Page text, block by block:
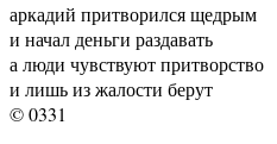
аркадий притворился щедрым
и начал деньги раздавать
а люди чувствуют притворство
и лишь из жалости берут
© 0331